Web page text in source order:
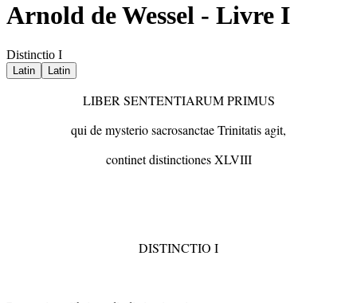
Arnold de Wessel - Livre I
Distinctio I
Latin Latin
LIBER SENTENTIARUM PRIMUS
qui de mysterio sacrosanctae Trinitatis agit,
continet distinctiones XLVIII
DISTINCTIO I